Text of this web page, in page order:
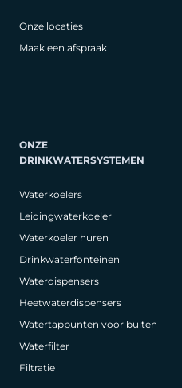
Onze locaties
Maak een afspraak
ONZE
DRINKWATERSYSTEMEN
Waterkoelers
Leidingwaterkoeler
Waterkoeler huren
Drinkwaterfonteinen
Waterdispensers
Heetwaterdispensers
Watertappunten voor buiten
Waterfilter
Filtratie